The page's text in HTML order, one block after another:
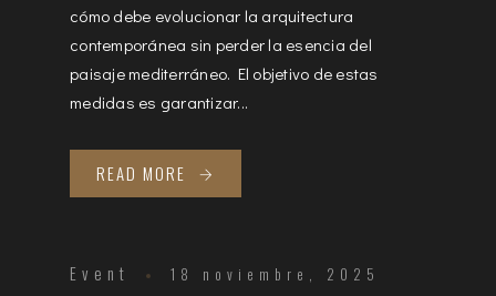
cómo debe evolucionar la arquitectura
contemporánea sin perder la esencia del
paisaje mediterráneo. El objetivo de estas
medidas es garantizar...
READ MORE
Event 18 noviembre, 2025